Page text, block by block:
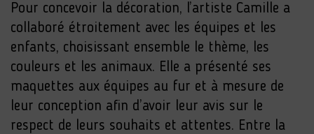
Pour concevoir la décoration, l’artiste Camille a
collaboré étroitement avec les équipes et les
enfants, choisissant ensemble le thème, les
couleurs et les animaux. Elle a présenté ses
maquettes aux équipes au fur et à mesure de
leur conception afin d’avoir leur avis sur le
respect de leurs souhaits et attentes. Entre la